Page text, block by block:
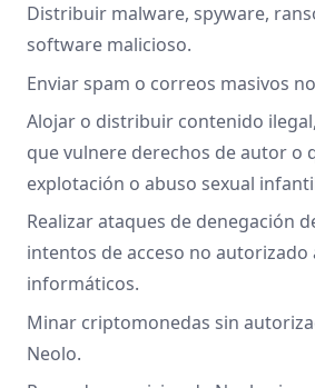
Distribuir malware, spyware,
software malicioso.
Enviar spam o correos masivos
Alojar o distribuir contenido
que vulnere derechos de autor o
explotación o abuso sexual
Realizar ataques de denegación
intentos de acceso no autorizado
informáticos.
Minar criptomonedas sin
Neolo.